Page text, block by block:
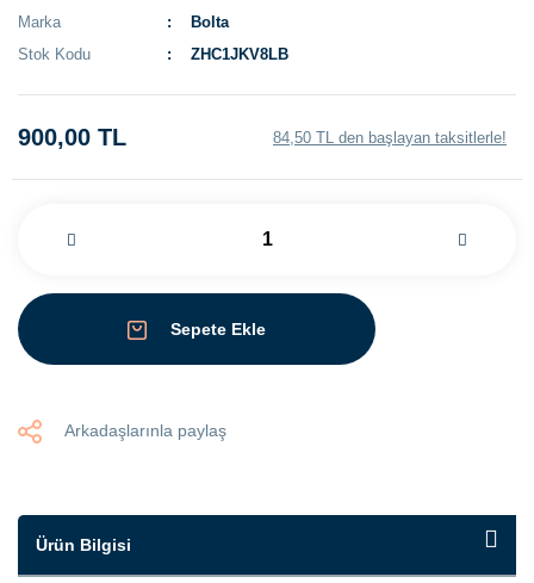
Marka
Bolta
Stok Kodu
ZHC1JKV8LB
900,00 TL 84,50 TL den başlayan taksitlerle!
Sepete Ekle
Arkadaşlarınla paylaş
Ürün Bilgisi